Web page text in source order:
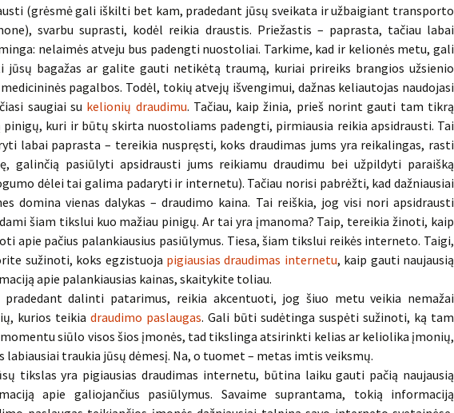
(grėsmė gali iškilti bet kam, pradedant jūsų sveikata ir užbaigiant transporto
svarbu suprasti, kodėl reikia draustis. Priežastis – paprasta, tačiau labai
nelaimės atveju bus padengti nuostoliai. Tarkime, kad ir kelionės metu, gali
jūsų bagažas ar galite gauti netikėtą traumą, kuriai prireiks brangios užsienio
pagalbos. Todėl, tokių atvejų išvengimui, dažnas keliautojas naudojasi
saugiai su kelionių draudimu. Tačiau, kaip žinia, prieš norint gauti tam tikrą
pinigų, kuri ir būtų skirta nuostoliams padengti, pirmiausia reikia apsidrausti. Tai
labai paprasta – tereikia nuspręsti, koks draudimas jums yra reikalingas, rasti
galinčią pasiūlyti apsidrausti jums reikiamu draudimu bei užpildyti paraišką
dėlei tai galima padaryti ir internetu). Tačiau norisi pabrėžti, kad dažniausiai
domina vienas dalykas – draudimo kaina. Tai reiškia, jog visi nori apsidrausti
šiam tikslui kuo mažiau pinigų. Ar tai yra įmanoma? Taip, tereikia žinoti, kaip
apie pačius palankiausius pasiūlymus. Tiesa, šiam tikslui reikės interneto. Taigi,
sužinoti, koks egzistuoja pigiausias draudimas internetu, kaip gauti naujausią
apie palankiausias kainas, skaitykite toliau.
pradedant dalinti patarimus, reikia akcentuoti, jog šiuo metu veikia nemažai
kurios teikia draudimo paslaugas. Gali būti sudėtinga suspėti sužinoti, ką tam
siūlo visos šios įmonės, tad tikslinga atsirinkti kelias ar keliolika įmonių,
labiausiai traukia jūsų dėmesį. Na, o tuomet – metas imtis veiksmų.
tikslas yra pigiausias draudimas internetu, būtina laiku gauti pačią naujausią
apie galiojančius pasiūlymus. Savaime suprantama, tokią informaciją